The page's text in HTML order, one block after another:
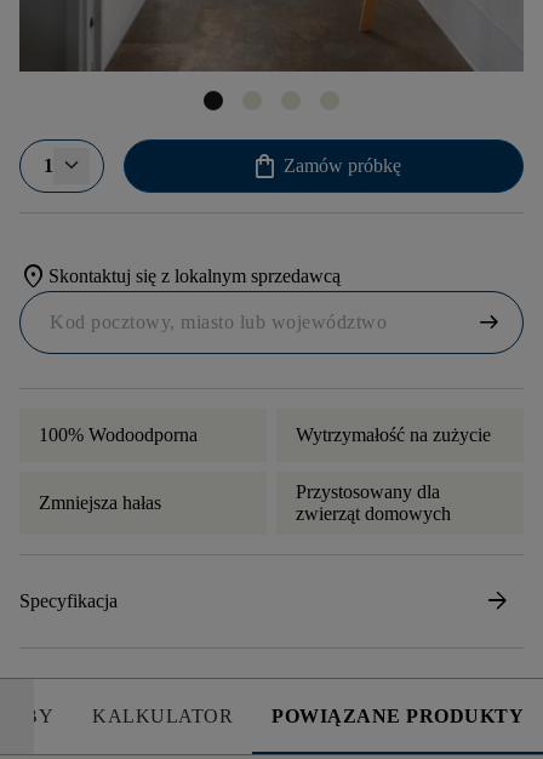
1 shopping_bag Zamów próbkę
location_on Skontaktuj się z lokalnym sprzedawcą
arrow_right_alt
100% Wodoodporna Wytrzymałość na zużycie
Zmniejsza hałas
Przystosowany dla
zwierząt domowych
Specyfikacja arrow_forward
KALKULATOR POWIĄZANE PRODUKTY